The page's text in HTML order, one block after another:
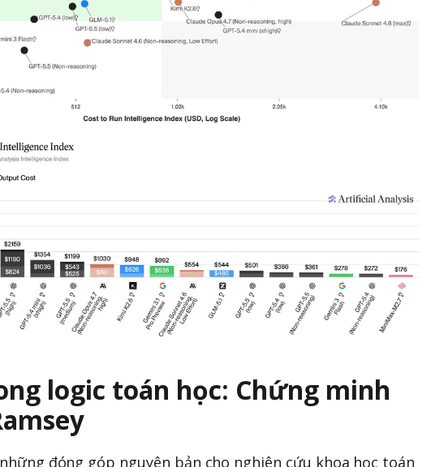
logic toán học: Chứng minh
đóng góp nguyên bản cho nghiên cứu khoa học toán